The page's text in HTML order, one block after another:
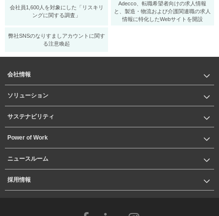
会社員1,600人を対象にした「リスキリ
ングに関する調査」
Adecco、転職希望者向けの求人情報
と、製造・物流および介護関連職の求人
情報に特化したWebサイトを開設
弊社SNSのなりすましアカウントに関す
る注意喚起
会社情報
ソリューション
サステナビリティ
Power of Work
ニュースルーム
採用情報